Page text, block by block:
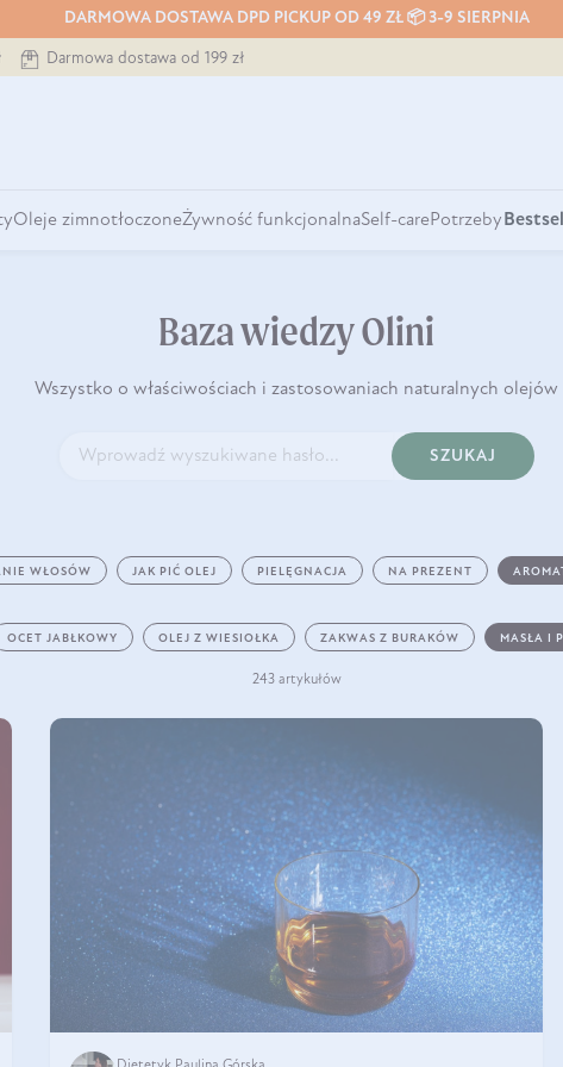
DARMOWA DOSTAWA DPD PICKUP OD 49 ZŁ 📦 3-9 SIERPNIA
Darmowa dostawa od 199 zł
Oleje zimnotłoczoneŻywność funkcjonalnaSelf-carePotrzeby
Baza wiedzy Olini
Wszystko o właściwościach i zastosowaniach naturalnych olejów
SZUKAJ
WŁOSÓW JAK PIĆ OLEJ PIELĘGNACJA NA PREZENT
OCET JABŁKOWY OLEJ Z WIESIOŁKA ZAKWAS Z BURAKÓW MASŁA I
243 artykułów